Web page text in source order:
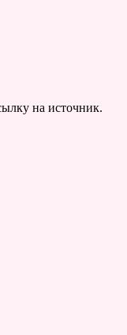
на источник.